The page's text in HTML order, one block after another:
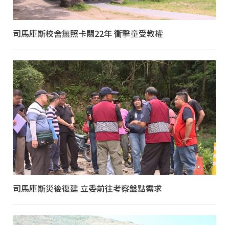
司馬庫斯校舍無照卡關22年 衝擊童受教權
司馬庫斯災後復建 立委前往考察盤點需求